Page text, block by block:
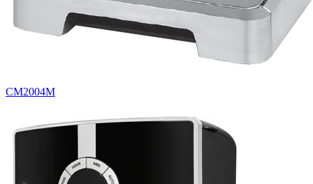
CM2004M